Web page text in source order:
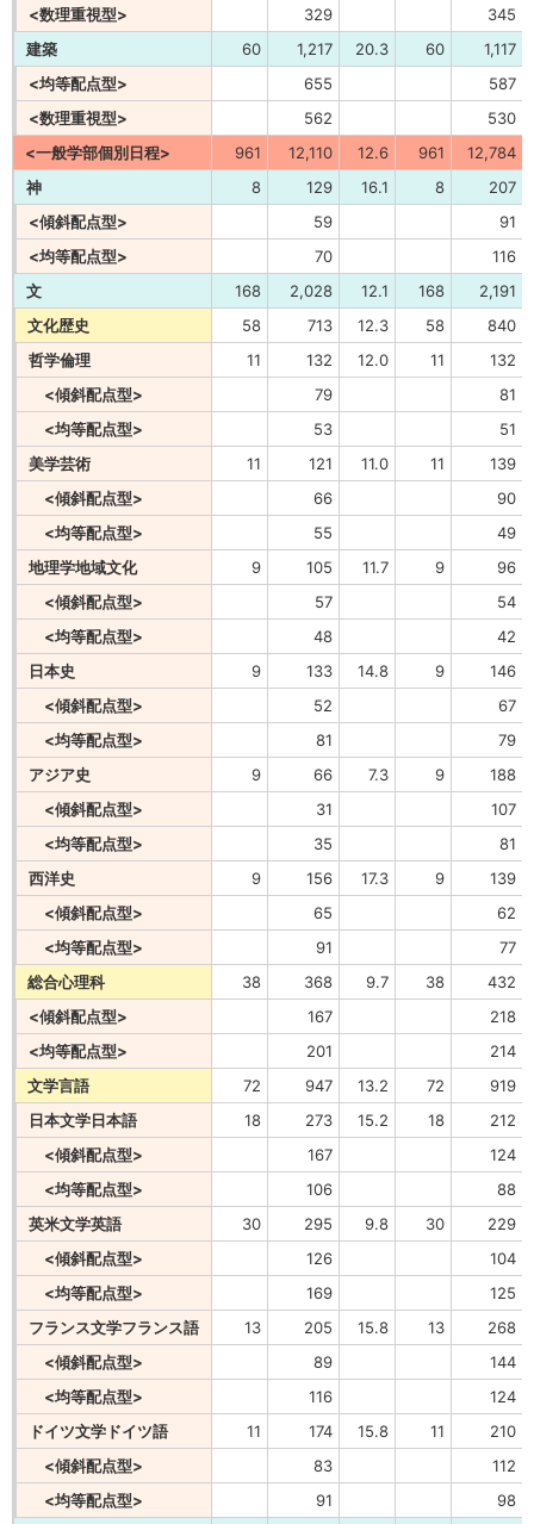
<数理重視型> 329
345
建築
60 1,217 20.3 60
1,117
<均等配点型>
655
587
<数理重視型>
562
530
<一般学部個別日程>
961 12,110 12.6 961
12,784
神
8 129 16.1 8
207
<傾斜配点型>
59
91
<均等配点型>
70
116
文
168 2,028 12.1 168
2,191
文化歴史
58 713 12.3 58
840
哲学倫理
11 132 12.0 11
132
<傾斜配点型>
79
81
<均等配点型>
53
51
美学芸術
11 121 11.0 11
139
<傾斜配点型>
66
90
<均等配点型>
55
49
地理学地域文化
9 105 11.7 9
96
<傾斜配点型>
57
54
<均等配点型>
48
42
日本史
9 133 14.8 9
146
<傾斜配点型>
52
67
<均等配点型>
81
79
アジア史
9 66 7.3 9
188
<傾斜配点型>
31
107
<均等配点型>
35
81
西洋史
9 156 17.3 9
139
<傾斜配点型>
65
62
<均等配点型>
91
77
総合心理科
38 368 9.7 38
432
<傾斜配点型>
167
218
<均等配点型>
201
214
文学言語
72 947 13.2 72
919
日本文学日本語
18 273 15.2 18
212
<傾斜配点型>
167
124
<均等配点型>
106
88
英米文学英語
30 295 9.8 30
229
<傾斜配点型>
126
104
<均等配点型>
169
125
フランス文学フランス語
13 205 15.8 13
268
<傾斜配点型>
89
144
<均等配点型>
116
124
ドイツ文学ドイツ語
11 174 15.8 11
210
<傾斜配点型>
83
112
<均等配点型>
91
98